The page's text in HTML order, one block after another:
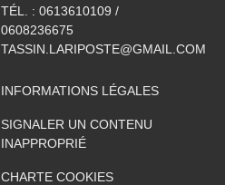
TÉL. : 0613610109 /
0608236675
TASSIN.LARIPOSTE@GMAIL.COM
INFORMATIONS LÉGALES
SIGNALER UN CONTENU
INAPPROPRIÉ
CHARTE COOKIES